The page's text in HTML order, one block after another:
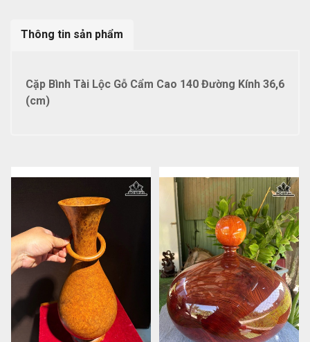
Thông tin sản phẩm
Cặp Bình Tài Lộc Gỗ Cẩm Cao 140 Đường Kính 36,6
(cm)